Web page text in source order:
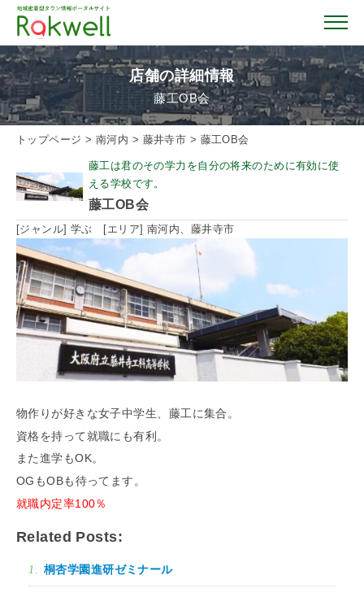
トップページ
お店を探す
イベント情報
クーポン情報
おすすめガイド
「らくうぇる。」は⼤阪 南河内の地域密着型ポータルサ
イト！ランチやディナーのクーポン、イベント、地域情報
▲メニューを閉じる
店舗の詳細情報
藤工OB会
トップページ > 南河内 > 藤井寺市 > 藤工OB会
藤工は君のその学力を自分の将来のために有効に使
える学校です。
藤工OB会
[ジャンル] 学ぶ [エリア] 南河内、藤井寺市
物作りが好きな女子中学生、藤工に集合。
資格を持って就職にも有利。
また進学もOK。
OGもOBも待ってます。
就職内定率100％
Related Posts:
桐杏学園進研ゼミナール